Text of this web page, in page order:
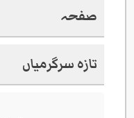
صفحہ
تازہ سرگرمیاں